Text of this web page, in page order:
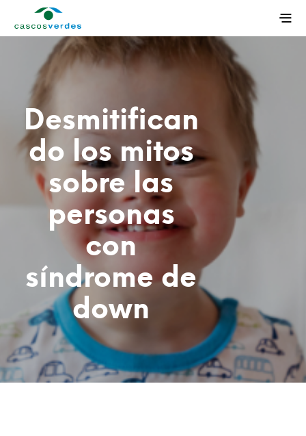
Desmitifican
do los mitos
sobre las
personas
con
síndrome de
down